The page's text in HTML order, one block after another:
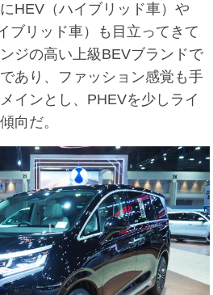
HEV（ハイブリッド車）や
ブリッド車）も目立ってきて
ジの高い上級BEVブランドで
あり、ファッション感覚も手
インとし、PHEVを少しライ
向だ。